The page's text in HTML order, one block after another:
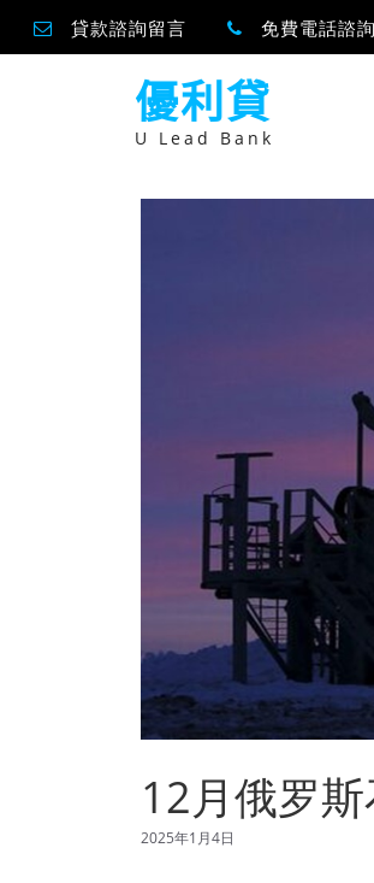
貸款諮詢留言 免費電話諮詢
優利貸
U Lead Bank
12月俄罗
2025年1月4日